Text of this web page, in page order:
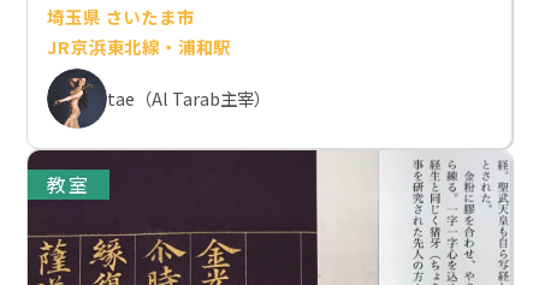
埼玉県 さいたま市
JR京浜東北線・浦和駅
tae（Al Tarab主宰）
教室